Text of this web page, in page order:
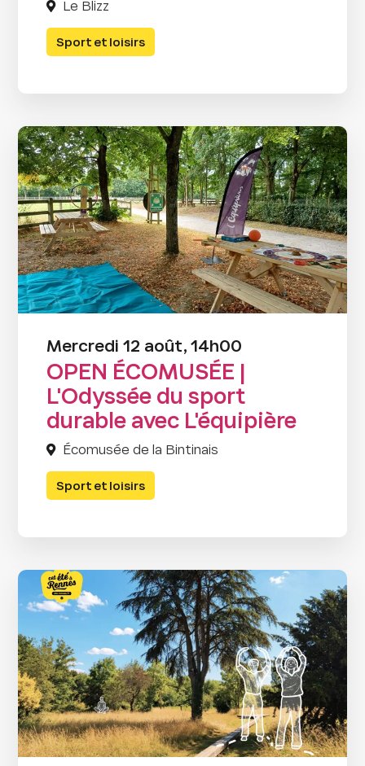
Le Blizz
Sport et loisirs
Mercredi 12 août, 14h00
OPEN ÉCOMUSÉE |
L'Odyssée du sport
durable avec L'équipière
Écomusée de la Bintinais
Sport et loisirs